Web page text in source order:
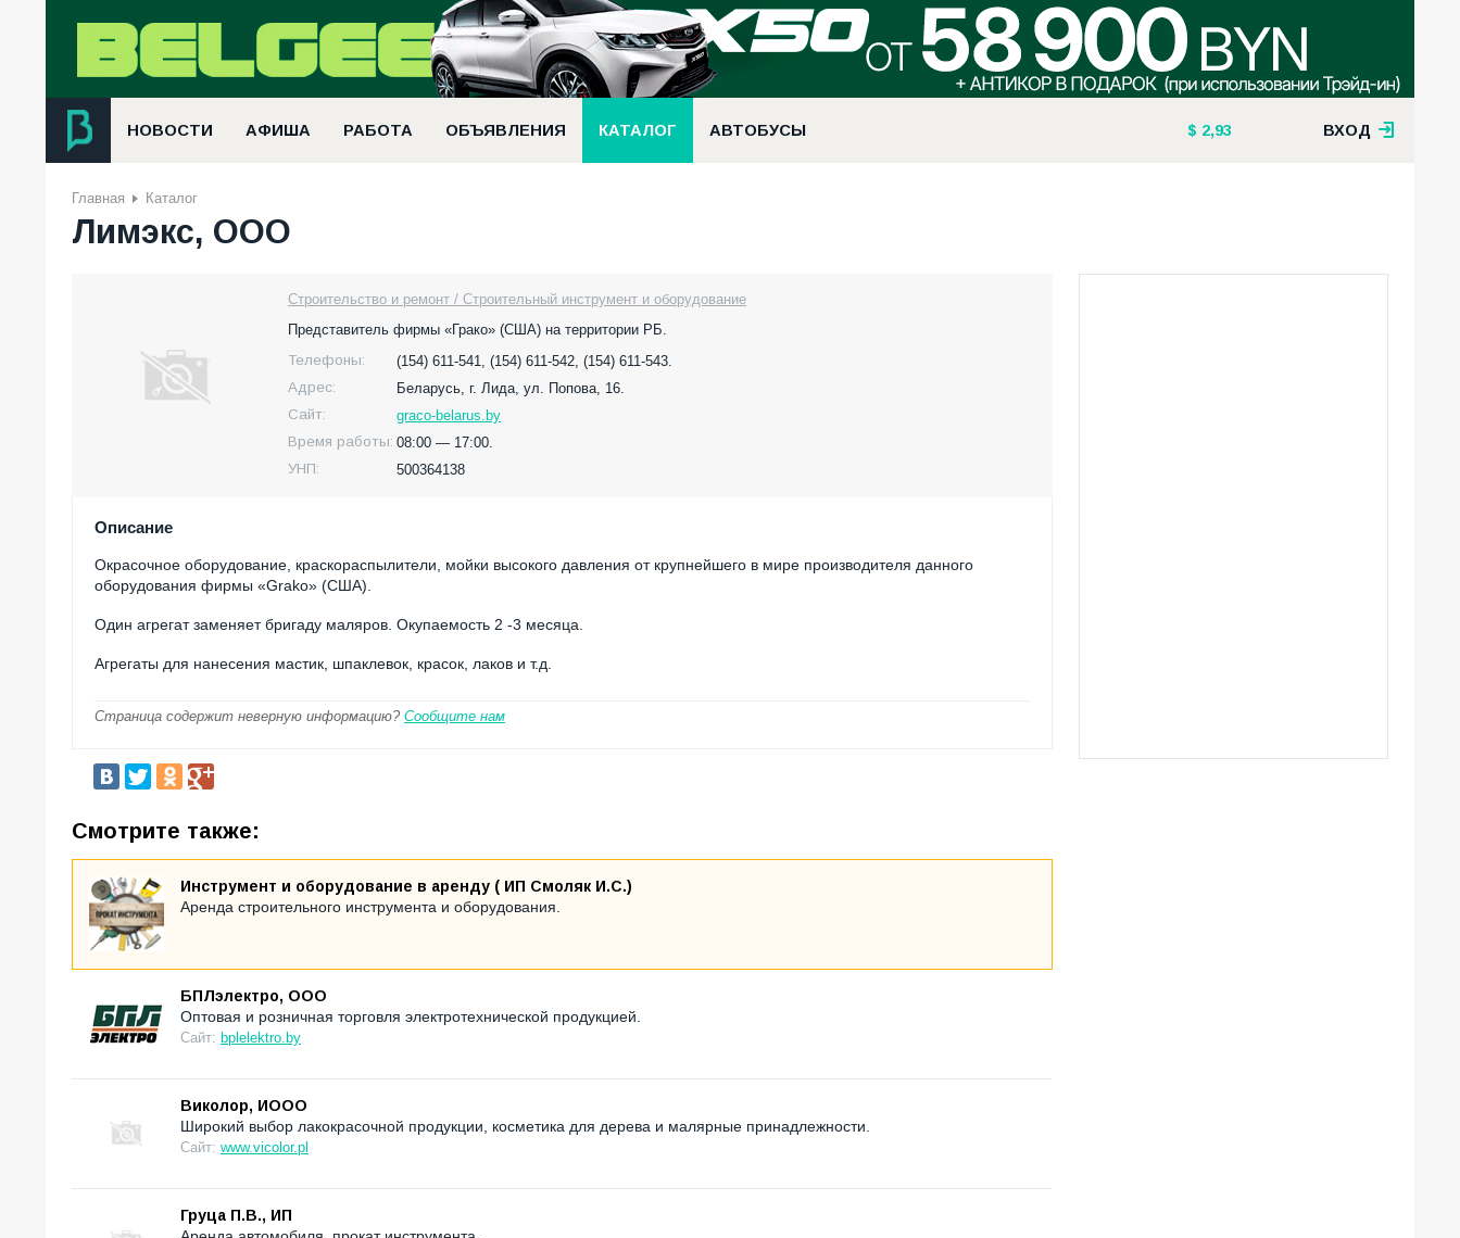
НОВОСТИ АФИША РАБОТА ОБЪЯВЛЕНИЯ КАТАЛОГ АВТОБУСЫ 2,93 ВХОД
Главная Каталог
Лимэкс, ООО
Строительство и ремонт / Строительный инструмент и оборудование
Представитель фирмы «Грако» (США) на территории РБ.
Телефоны:
(154) 611-541, (154) 611-542, (154) 611-543.
Адрес:
Беларусь, г. Лида, ул. Попова, 16.
Сайт:
graco-belarus.by
Время работы: 08:00 — 17:00.
УНП:
500364138
Описание
Окрасочное оборудование, краскораспылители, мойки высокого давления от крупнейшего в мире производителя данного
оборудования фирмы «Grako» (США).
Один агрегат заменяет бригаду маляров. Окупаемость 2 -3 месяца.
Агрегаты для нанесения мастик, шпаклевок, красок, лаков и т.д.
Страница содержит неверную информацию? Сообщите нам
Смотрите также:
Инструмент и оборудование в аренду ( ИП Смоляк И.С.)
Аренда строительного инструмента и оборудования.
БПЛэлектро, ООО
Оптовая и розничная торговля электротехнической продукцией.
Сайт: bplelektro.by
Виколор, ИООО
Широкий выбор лакокрасочной продукции, косметика для дерева и малярные принадлежности.
Сайт: www.vicolor.pl
Груца П.В., ИП